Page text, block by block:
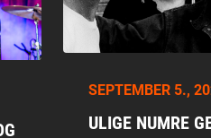
SEPTEMBER 5.,
ULIGE NUMRE